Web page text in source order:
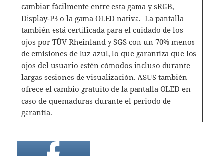
cambiar fácilmente entre esta gama y sRGB,
Display-P3 o la gama OLED nativa. La pantalla
también está certificada para el cuidado de los
ojos por TÜV Rheinland y SGS con un 70% menos
de emisiones de luz azul, lo que garantiza que los
ojos del usuario estén cómodos incluso durante
largas sesiones de visualización. ASUS también
ofrece el cambio gratuito de la pantalla OLED en
caso de quemaduras durante el periodo de
garantía.